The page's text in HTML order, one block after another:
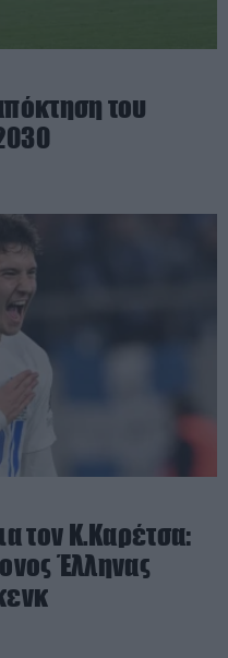
του
τον Κ.Καρέτσα:
Έλληνας